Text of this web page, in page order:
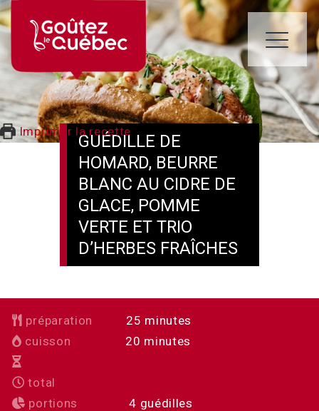
Skip
to
content
GUÉDILLE DE
HOMARD, BEURRE
BLANC AU CIDRE DE
GLACE, POMME
VERTE ET TRIO
D’HERBES FRAÎCHES
préparation 25 minutes
minutes
cuisson
20 minutes
minutes
total
portions
4 guédilles
Imprimer la recette